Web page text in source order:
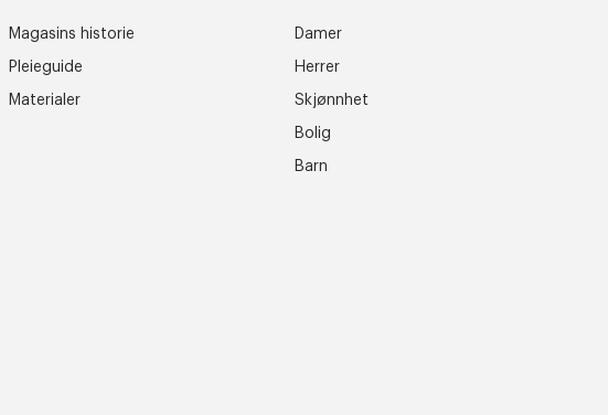
Magasins historie
Pleieguide
Materialer
Damer
Herrer
Skjønnhet
Bolig
Barn